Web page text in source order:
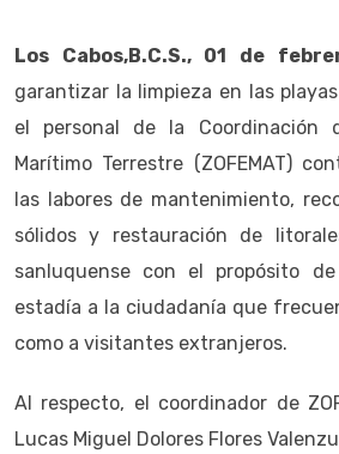
Los Cabos,B.C.S., 01 de
garantizar la limpieza en las
el personal de la Coordinación
Marítimo Terrestre (ZOFEMAT)
las labores de mantenimiento,
sólidos y restauración de
sanluquense con el propósito
estadía a la ciudadanía que
como a visitantes extranjeros.
Al respecto, el coordinador de
Lucas Miguel Dolores Flores